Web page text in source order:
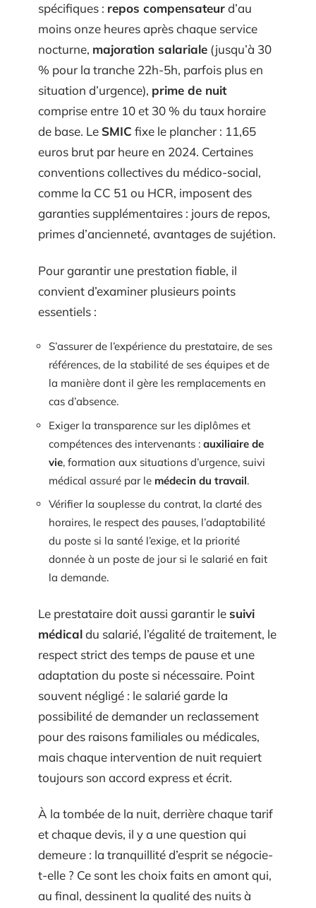
spécifiques : repos compensateurd’au
moins onze heures après chaque service
nocturne, majoration salariale (jusqu’à 30
% pour la tranche 22h-5h, parfois plus en
situation d’urgence), prime de nuit
comprise entre 10 et 30 % du taux horaire
de base. Le SMIC fixe le plancher : 11,65
euros brut par heure en 2024. Certaines
conventions collectives du médico-social,
comme la CC 51 ou HCR, imposent des
garanties supplémentaires : jours de repos,
primes d’ancienneté, avantages de sujétion.
Pour garantir une prestation fiable, il
convient d’examiner plusieurs points
essentiels :
S’assurer de l’expérience du prestataire, de ses
références, de la stabilité de ses équipes et de
la manière dont il gère les remplacements en
cas d’absence.
Exiger la transparence sur les diplômes et
compétences des intervenants : auxiliaire de
vie, formation aux situations d’urgence, suivi
médical assuré par le médecin du travail.
Vérifier la souplesse du contrat, la clarté des
horaires, le respect des pauses, l’adaptabilité
du poste si la santé l’exige, et la priorité
donnée à un poste de jour si le salarié en fait
la demande.
Le prestataire doit aussi garantir lesuivi
médicaldu salarié, l’égalité de traitement, le
respect strict des temps de pause et une
adaptation du poste si nécessaire. Point
souvent négligé : le salarié garde la
possibilité de demander un reclassement
pour des raisons familiales ou médicales,
mais chaque intervention de nuit requiert
toujours son accord express et écrit.
À la tombée de la nuit, derrière chaque tarif
et chaque devis, il y a une question qui
demeure : la tranquillité d’esprit se négocie-
t-elle ? Ce sont les choix faits en amont qui,
au final, dessinent la qualité des nuits à